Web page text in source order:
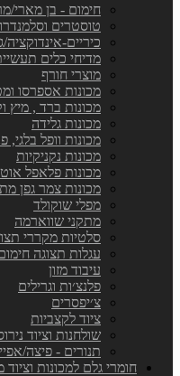
חימום - בן מארי/
טוסטרים
כיריים-
מדיחי כלים
מוצרי חורף
מכונות אספרסו
מכונות ברד , מיץ
מכונות גלידה
מכונות וופל בלגי,
מכונות נקניקיות
מכונות פלאפל
מכונות צמר גפן
מפלי שוקולד
מתקני שווארמה
סלטיות מקררי
עגלות תצוגה
עיבוד מזון
פלנצ׳ות וגרילים
צ׳יפסרים
ציוד לקצביות
שולחנות וציוד
תנורים - פיצה/
חומרי גלם למכונות